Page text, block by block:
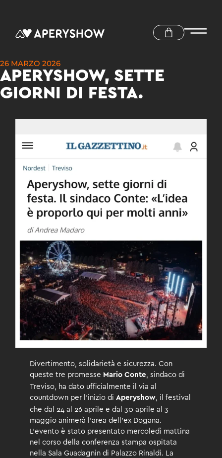
26 MARZO 2026
APERYSHOW, SETTE
GIORNI DI FESTA.
Divertimento, solidarietà e sicurezza. Con
queste tre promesse Mario Conte , sindaco di
Treviso, ha dato ufficialmente il via al
countdown per l’inizio di Aperyshow, il festival
che dal 24 al 26 aprile e dal 30 aprile al 3
maggio animerà l’area dell’ex Dogana.
L’evento è stato presentato mercoledì mattina
nel corso della conferenza stampa ospitata
nella Sala Guadagnin di Palazzo Rinaldi. La